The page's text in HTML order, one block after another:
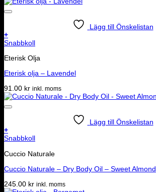
Lägg till Önskelistan
+
Snabbkoll
Eterisk Olja
Eterisk olja – Lavendel
91.00 kr inkl. moms
Lägg till Önskelistan
+
Snabbkoll
Cuccio Naturale
Cuccio Naturale – Dry Body Oil – Sweet Almond
245.00 kr inkl. moms